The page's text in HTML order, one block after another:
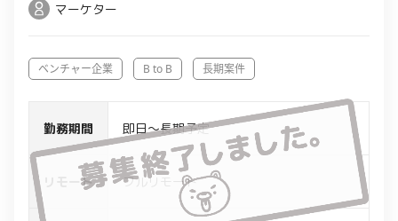
マーケター
ベンチャー企業 B to B 長期案件
勤務期間 即日～長期予定
リモート フルリモート